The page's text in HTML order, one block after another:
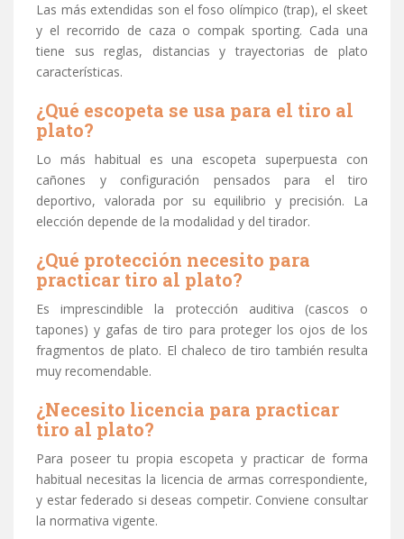
Las más extendidas son el foso olímpico (trap), el skeet
y el recorrido de caza o compak sporting. Cada una
tiene sus reglas, distancias y trayectorias de plato
características.
¿Qué escopeta se usa para el tiro al
plato?
Lo más habitual es una escopeta superpuesta con
cañones y configuración pensados para el tiro
deportivo, valorada por su equilibrio y precisión. La
elección depende de la modalidad y del tirador.
¿Qué protección necesito para
practicar tiro al plato?
Es imprescindible la protección auditiva (cascos o
tapones) y gafas de tiro para proteger los ojos de los
fragmentos de plato. El chaleco de tiro también resulta
muy recomendable.
¿Necesito licencia para practicar
tiro al plato?
Para poseer tu propia escopeta y practicar de forma
habitual necesitas la licencia de armas correspondiente,
y estar federado si deseas competir. Conviene consultar
la normativa vigente.